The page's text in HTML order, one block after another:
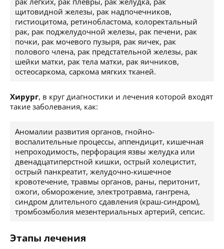
щитовидной железы, рак надпочечников,
гистиоцитома, ретинобластома, колоректальный
рак, рак поджелудочной железы, рак печени, рак
почки, рак мочевого пузыря, рак яичек, рак
полового члена, рак предстательной железы, рак
шейки матки, рак тела матки, рак яичников,
остеосаркома, саркома мягких тканей.
Хирург, в круг диагностики и лечения которой входят
такие заболевания, как:
Аномалии развития органов, гнойно-
воспалительные процессы, аппендицит, кишечная
непроходимость, перфорация язвы желудка или
двенадцатиперстной кишки, острый холецистит,
острый панкреатит, желудочно-кишечное
кровотечение, травмы органов, раны, перитонит,
ожоги, обморожение, электротравма, гангрена,
синдром длительного сдавления (краш-синдром),
тромбоэмболия мезентериальных артерий, сепсис.
Этапы лечения